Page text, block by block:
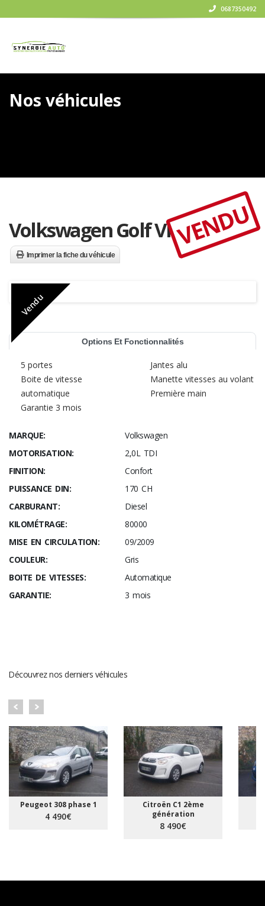
0687350492
Nos véhicules
Volkswagen Golf VIVENDU
Imprimer la fiche du véhicule
Vendu
Options Et Fonctionnalités
5 portes
Boite de vitesse
automatique
Garantie 3 mois
Jantes alu
Manette vitesses au volant
Première main
MARQUE:
Volkswagen
MOTORISATION:
2,0L TDI
FINITION:
Confort
PUISSANCE DIN:
170 CH
CARBURANT:
Diesel
KILOMÉTRAGE:
80000
MISE EN CIRCULATION:
09/2009
COULEUR:
Gris
BOITE DE VITESSES:
Automatique
GARANTIE:
3 mois
Découvrez nos derniers véhicules
Peugeot 308 phase 1
4 490€
Citroën C1 2ème
génération
8 490€